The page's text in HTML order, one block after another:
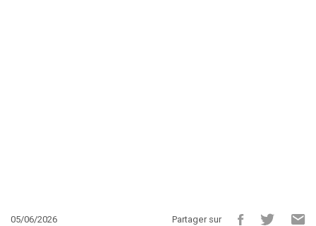
05/06/2026 Partager sur